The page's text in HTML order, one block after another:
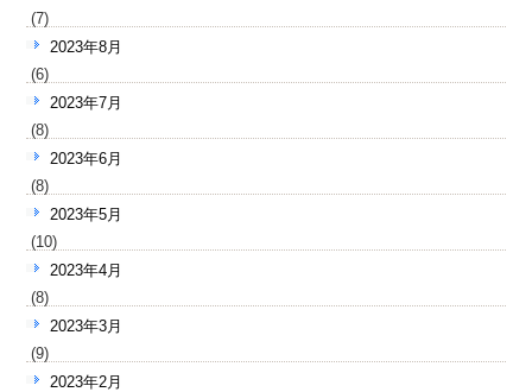
(7)
2023年8月
(6)
2023年7月
(8)
2023年6月
(8)
2023年5月
(10)
2023年4月
(8)
2023年3月
(9)
2023年2月